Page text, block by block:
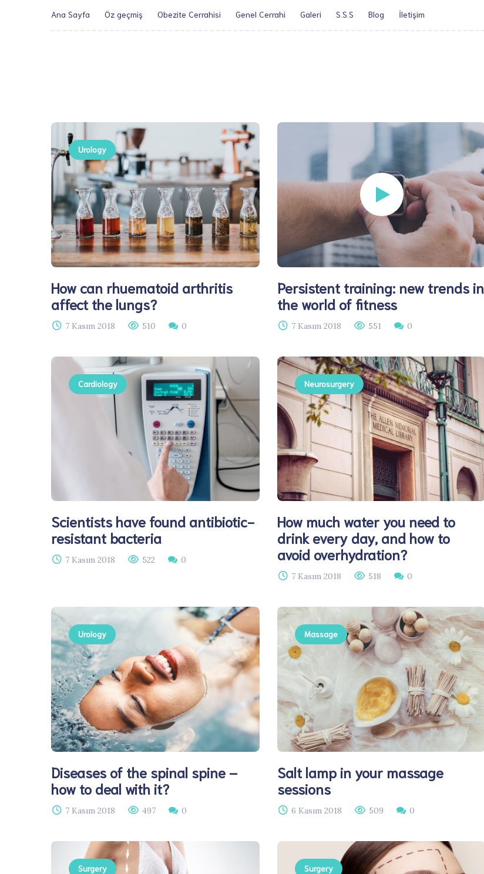
Ana Sayfa Öz geçmiş Obezite Cerrahisi Genel Cerrahi Galeri S.S.S Blog İletişim​
Urology
How can rhuematoid arthritis
affect the lungs?
7 Kasım 2018 510 0
Persistent training: new trends in
the world of fitness
7 Kasım 2018 551 0
Cardiology
Scientists have found antibiotic-
resistant bacteria
7 Kasım 2018 522 0
Neurosurgery
How much water you need to
drink every day, and how to
avoid overhydration?
7 Kasım 2018 518 0
Urology
Diseases of the spinal spine –
how to deal with it?
7 Kasım 2018 497 0
Massage
Salt lamp in your massage
sessions
6 Kasım 2018 509 0
Surgery Surgery